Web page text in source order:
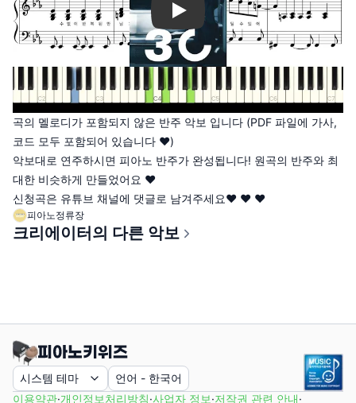
Play
곡의 멜로디가 포함되지 않은 반주 악보 입니다 (PDF 파일에 가사,
코드 모두 포함되어 있습니다 ♥)
악보대로 연주하시면 피아노 반주가 완성됩니다! 원곡의 반주와 최
대한 비슷하게 만들었어요 ♥
신청곡은 유튜브 채널에 댓글로 남겨주세요♥ ♥ ♥
피아노정류장
크리에이터의 다른 악보
시스템 테마 언어 - 한국어
이용약관·개인정보처리방침·사업자 정보·저작권 관련 안내·